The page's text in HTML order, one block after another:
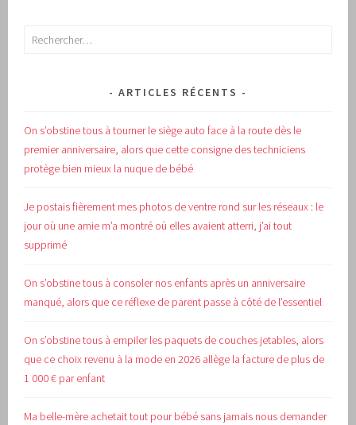
Rechercher :
ARTICLES RÉCENTS
On s’obstine tous à tourner le siège auto face à la route dès le
premier anniversaire, alors que cette consigne des techniciens
protège bien mieux la nuque de bébé
Je postais fièrement mes photos de ventre rond sur les réseaux : le
jour où une amie m’a montré où elles avaient atterri, j’ai tout
supprimé
On s’obstine tous à consoler nos enfants après un anniversaire
manqué, alors que ce réflexe de parent passe à côté de l’essentiel
On s’obstine tous à empiler les paquets de couches jetables, alors
que ce choix revenu à la mode en 2026 allège la facture de plus de
1 000 € par enfant
Ma belle-mère achetait tout pour bébé sans jamais nous demander